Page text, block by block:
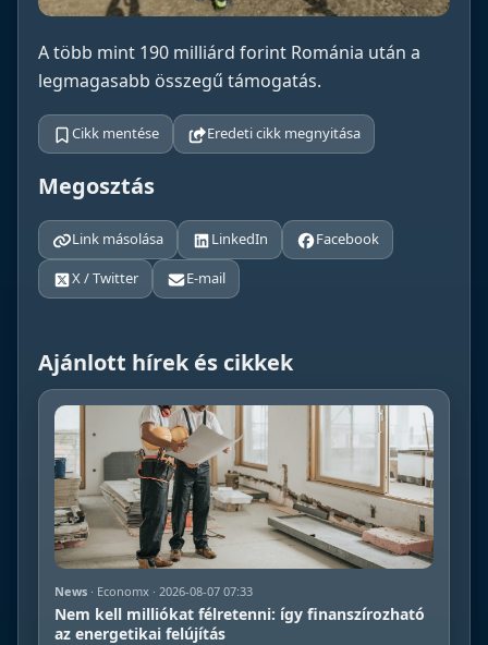
A több mint 190 milliárd forint Románia után a
legmagasabb összegű támogatás.
Cikk mentése Eredeti cikk megnyitása
Megosztás
Link másolása LinkedIn
Facebook
X / Twitter
E-mail
Ajánlott hírek és cikkek
News · Economx · 2026-08-07 07:33
Nem kell milliókat félretenni: így finanszírozható
az energetikai felújítás